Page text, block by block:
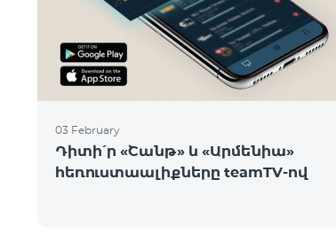
03 February
Դիտի՛ր «Շանթ» և «Արմենիա»
հեռուստաալիքները teamTV-ով